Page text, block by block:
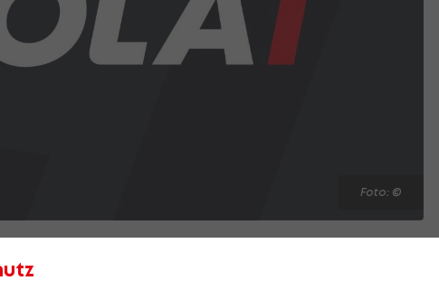
Foto: ©